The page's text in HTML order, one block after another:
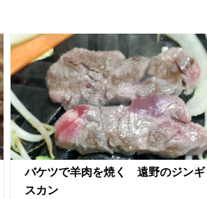
バケツで羊肉を焼く 遠野のジンギ
スカン